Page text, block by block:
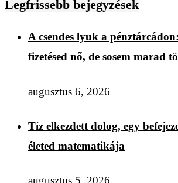
Legfrissebb bejegyzések
A csendes lyuk a
fizetésed nő, de sosem marad
augusztus 6, 2026
Tíz elkezdett dolog, egy
életed matematikája
augusztus 5, 2026